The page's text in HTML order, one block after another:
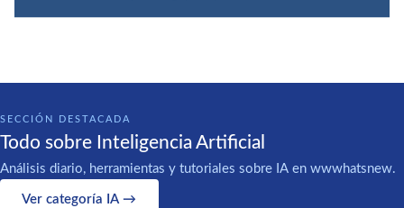
SECCIÓN DESTACADA
Todo sobre Inteligencia Artificial
Análisis diario, herramientas y tutoriales sobre IA en wwwhatsnew.
Ver categoría IA →